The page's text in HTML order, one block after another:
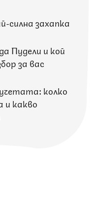
силна захапка
Пудели и кой
за вас
колко
и какво